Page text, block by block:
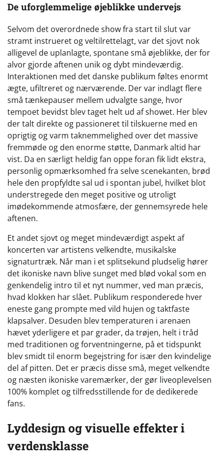
De uforglemmelige øjeblikke undervejs
Selvom det overordnede show fra start til slut var
stramt instrueret og veltilrettelagt, var det sjovt nok
alligevel de uplanlagte, spontane små øjeblikke, der for
alvor gjorde aftenen unik og dybt mindeværdig.
Interaktionen med det danske publikum føltes enormt
ægte, ufiltreret og nærværende. Der var indlagt flere
små tænkepauser mellem udvalgte sange, hvor
tempoet bevidst blev taget helt ud af showet. Her blev
der talt direkte og passioneret til tilskuerne med en
oprigtig og varm taknemmelighed over det massive
fremmøde og den enorme støtte, Danmark altid har
vist. Da en særligt heldig fan oppe foran fik lidt ekstra,
personlig opmærksomhed fra selve scenekanten, brød
hele den propfyldte sal ud i spontan jubel, hvilket blot
understregede den meget positive og utroligt
imødekommende atmosfære, der gennemsyrede hele
aftenen.
Et andet sjovt og meget mindeværdigt aspekt af
koncerten var artistens velkendte, musikalske
signaturtræk. Når man i et splitsekund pludselig hører
det ikoniske navn blive sunget med blød vokal som en
genkendelig intro til et nyt nummer, ved man præcis,
hvad klokken har slået. Publikum responderede hver
eneste gang prompte med vild hujen og taktfaste
klapsalver. Desuden blev temperaturen i arenaen
hævet yderligere et par grader, da trøjen, helt i tråd
med traditionen og forventningerne, på et tidspunkt
blev smidt til enorm begejstring for især den kvindelige
del af pitten. Det er præcis disse små, meget velkendte
og næsten ikoniske varemærker, der gør liveoplevelsen
100% komplet og tilfredsstillende for de dedikerede
fans.
Lyddesign og visuelle effekter i
verdensklasse